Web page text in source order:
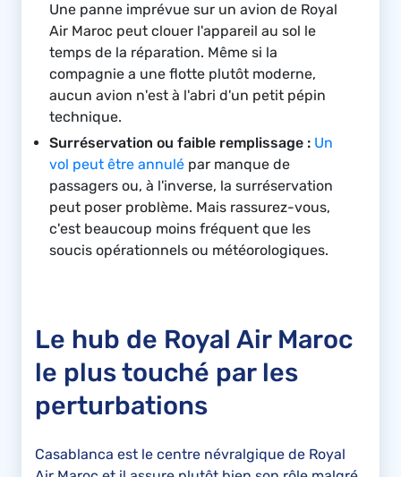
Une panne imprévue sur un avion de Royal
Air Maroc peut clouer l'appareil au sol le
temps de la réparation. Même si la
compagnie a une flotte plutôt moderne,
aucun avion n'est à l'abri d'un petit pépin
technique.
Surréservation ou faible remplissage : Un
vol peut être annulé par manque de
passagers ou, à l'inverse, la surréservation
peut poser problème. Mais rassurez-vous,
c'est beaucoup moins fréquent que les
soucis opérationnels ou météorologiques.
Le hub de Royal Air Maroc
le plus touché par les
perturbations
Casablanca est le centre névralgique de Royal